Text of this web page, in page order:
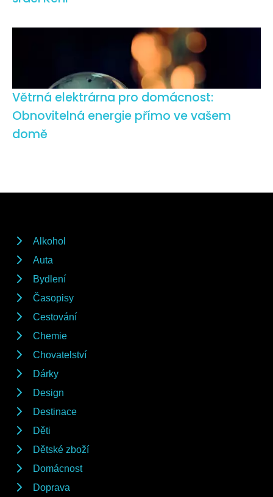
Větrná elektrárna pro domácnost:
Obnovitelná energie přímo ve vašem
domě
Alkohol
Auta
Bydlení
Časopisy
Cestování
Chemie
Chovatelství
Dárky
Design
Destinace
Děti
Dětské zboží
Domácnost
Doprava